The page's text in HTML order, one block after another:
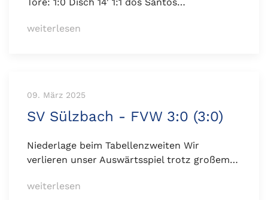
weiterlesen
09. März 2025
SV Sülzbach - FVW 3:0 (3:0)
Niederlage beim Tabellenzweiten Wir
verlieren unser Auswärtsspiel trotz großem…
weiterlesen